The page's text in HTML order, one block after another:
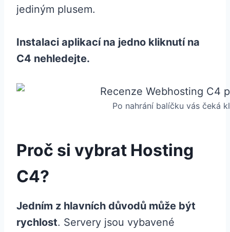
jediným plusem.
Instalaci aplikací na jedno kliknutí na
C4 nehledejte.
Po nahrání balíčku vás čeká
Proč si vybrat Hosting
C4?
Jedním z hlavních důvodů může být
rychlost. Servery jsou vybavené